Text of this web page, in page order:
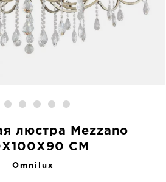
люстра Mezzano
CM
Omnilux